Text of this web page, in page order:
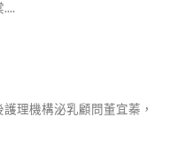
理機構泌乳顧問董宜蓁，